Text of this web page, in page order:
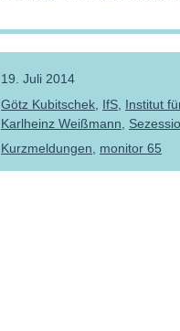
19. Juli 2014
Götz Kubitschek IfS Institut
Karlheinz Weißmann
Kurzmeldungen
monitor 65